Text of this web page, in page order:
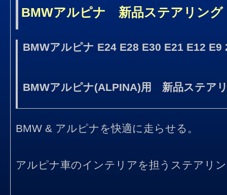
BMWアルピナ 新品ステアリング
BMWアルピナ E24 E28 E30 E21 E12 E9
BMWアルピナ(ALPINA)用 新品ステア
BMW & アルピナを快適に走らせる。
アルピナ車のインテリアを担うステアリ